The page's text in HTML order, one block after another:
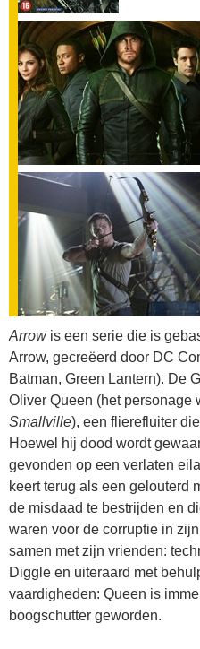
Arrowis een serie die is
Arrow, gecreëerd door DC
Batman, Green Lantern). De
Oliver Queen (het personage
Smallville), een flierefluiter
Hoewel hij dood wordt
gevonden op een verlaten
keert terug als een gelouterd
de misdaad te bestrijden en
waren voor de corruptie in
samen met zijn vrienden:
Diggle en uiteraard met
vaardigheden: Queen is
boogschutter geworden.